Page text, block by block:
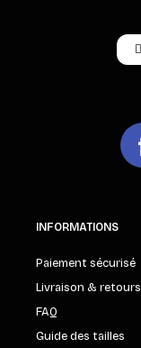
INFORMATIONS
Paiement sécurisé
Livraison & retours
FAQ
Guide des tailles